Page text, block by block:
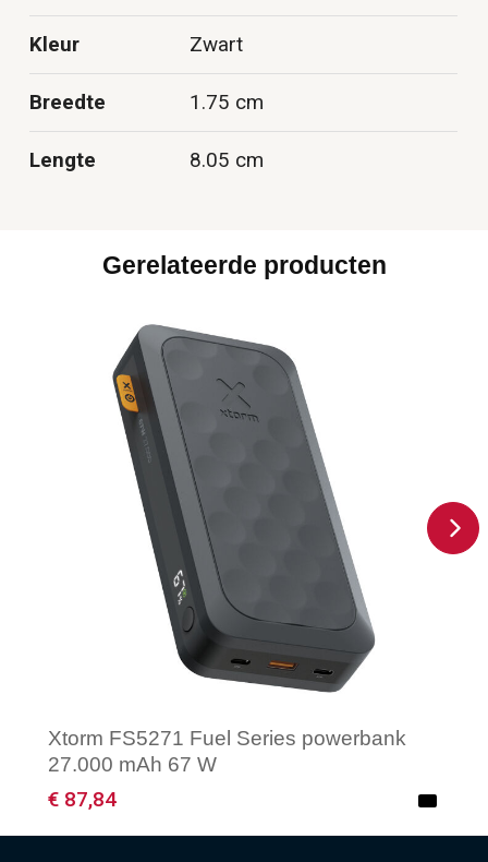
Kleur Zwart
Breedte 1.75 cm
Lengte 8.05 cm
Gerelateerde producten
Xtorm FS5271 Fuel Series powerbank
27.000 mAh 67 W
€ 87,84